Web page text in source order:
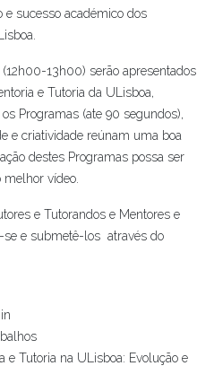
e sucesso académico dos
13h00) serão apresentados
e Tutoria da ULisboa,
Programas (ate 90 segundos),
e criatividade reúnam uma boa
destes Programas possa ser
vídeo.
e Tutorandos e Mentores e
se e submetê-los através do
e Tutoria na ULisboa: Evolução e